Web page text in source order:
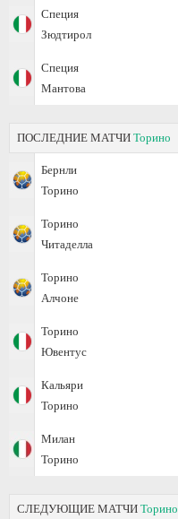
Специя
Зюдтирол
Специя
Мантова
ПОСЛЕДНИЕ МАТЧИ Торино
Бернли
Торино
Торино
Читаделла
Торино
Алчоне
Торино
Ювентус
Кальяри
Торино
Милан
Торино
СЛЕДУЮЩИЕ МАТЧИ Торино